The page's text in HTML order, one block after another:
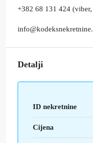
+382 68 131 424
Detalji
ID nekretnine
Cijena